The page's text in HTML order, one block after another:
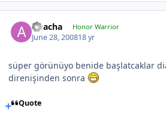
Apacha Honor Warrior
June 28, 200818 yr
süper görünüyo benide başlatcaklar
direnişinden sonra
Quote